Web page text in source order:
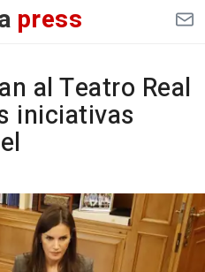
press
al Teatro Real
iniciativas